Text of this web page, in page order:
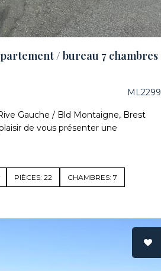
/ bureau 7 chambres
ML2299
Gauche / Bld Montaigne, Brest
de vous présenter une
PIÈCES: 22 CHAMBRES: 7